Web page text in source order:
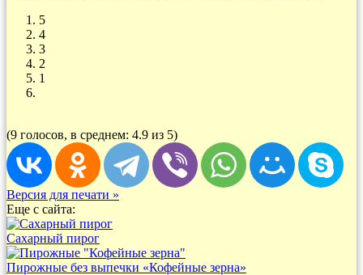
5
4
3
2
1
(9 голосов, в среднем: 4.9 из 5)
Версия для печати »
Еще с сайта:
Сахарный пирог
Пирожные без выпечки «Кофейные зерна»